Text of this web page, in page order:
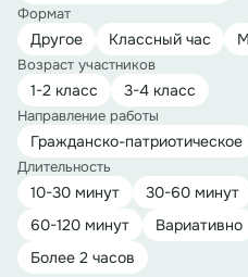
Формат
Другое Классный час
Возраст участников
1-2 класс 3-4 класс
Направление работы
Гражданско-патриотическое
Длительность
10-30 минут
30-60 минут
60-120 минут
Вариативно
Более 2 часов